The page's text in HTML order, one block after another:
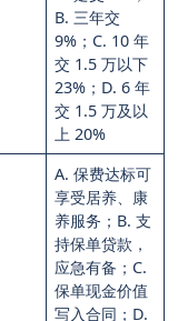
B. 三年交
9%；C. 10 年
交 1.5 万以下
23%；D. 6 年
交 1.5 万及以
上 20%
A. 保费达标可
享受居养、康
养服务；B. 支
持保单贷款，
应急有备；C.
保单现金价值
写入合同；D.